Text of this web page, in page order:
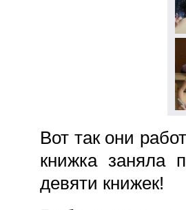
Вот так они
книжка заняла
девяти книжек!